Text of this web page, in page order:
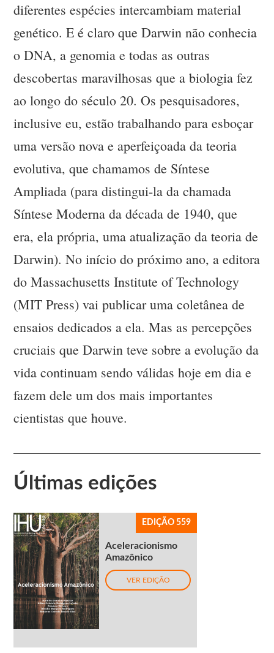
diferentes espécies intercambiam material
genético. E é claro que Darwin não conhecia
o DNA, a genomia e todas as outras
descobertas maravilhosas que a biologia fez
ao longo do século 20. Os pesquisadores,
inclusive eu, estão trabalhando para esboçar
uma versão nova e aperfeiçoada da teoria
evolutiva, que chamamos de Síntese
Ampliada (para distingui-la da chamada
Síntese Moderna da década de 1940, que
era, ela própria, uma atualização da teoria de
Darwin). No início do próximo ano, a editora
do Massachusetts Institute of Technology
(MIT Press) vai publicar uma coletânea de
ensaios dedicados a ela. Mas as percepções
cruciais que Darwin teve sobre a evolução da
vida continuam sendo válidas hoje em dia e
fazem dele um dos mais importantes
cientistas que houve.
Últimas edições
EDIÇÃO 559
Aceleracionismo
Amazônico
VER EDIÇÃO